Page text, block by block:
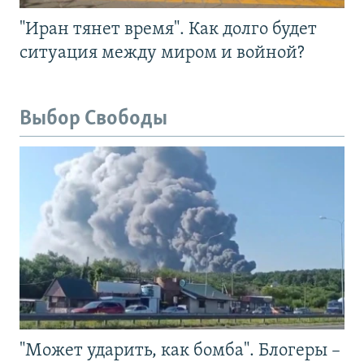
"Иран тянет время". Как долго будет
ситуация между миром и войной?
Выбор Свободы
"Может ударить, как бомба". Блогеры –